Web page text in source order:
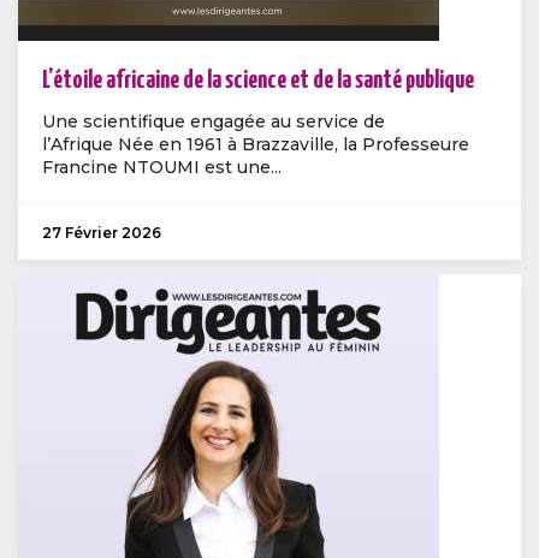
L’étoile africaine de la science et de la santé publique
Une scientifique engagée au service de
l’Afrique Née en 1961 à Brazzaville, la Professeure
Francine NTOUMI est une...
27 Février 2026